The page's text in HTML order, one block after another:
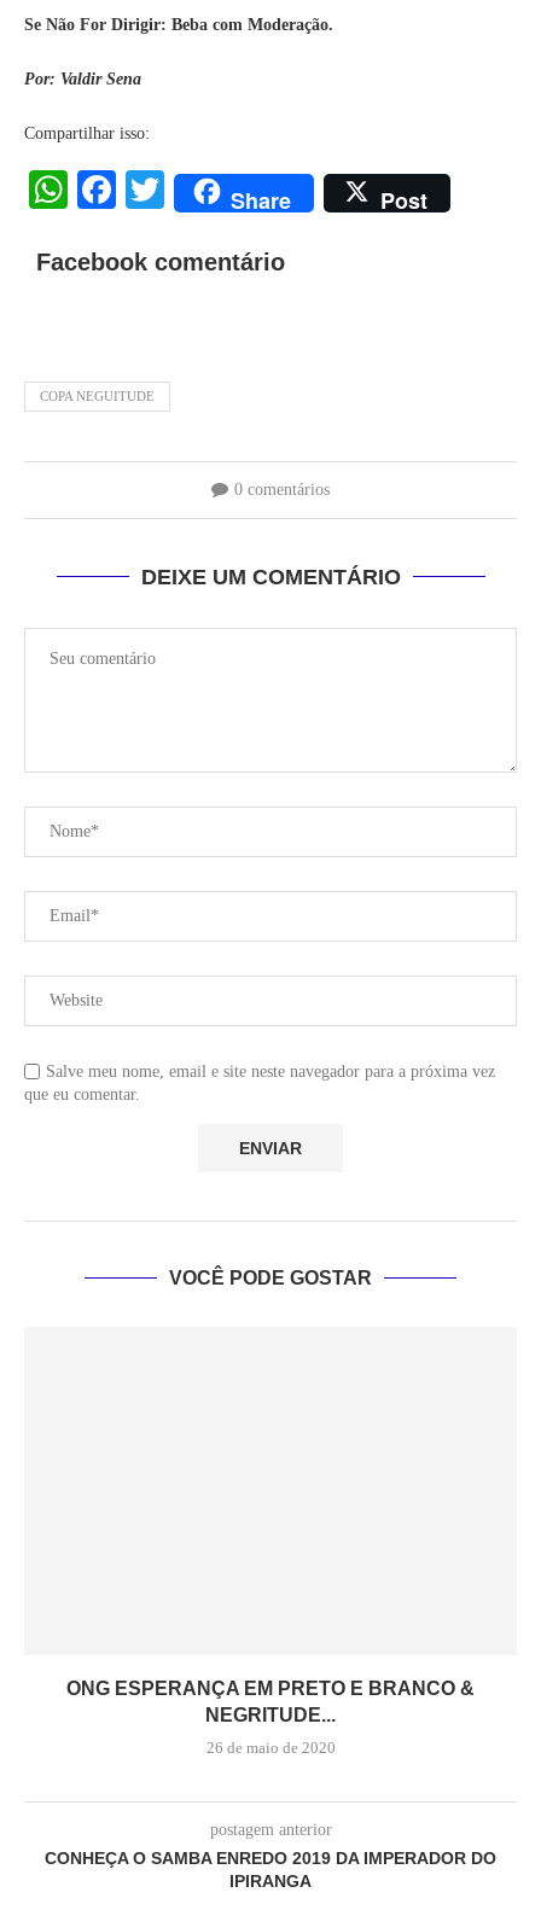
Se Não For Dirigir: Beba com Moderação.
Por: Valdir Sena
Compartilhar isso:
WhatsApp
Facebook
Twitter
Share Post
Facebook comentário
COPA NEGUITUDE
0 comentários
DEIXE UM COMENTÁRIO
Salve meu nome, email e site neste navegador para a próxima vez
que eu comentar.
VOCÊ PODE GOSTAR
ONG ESPERANÇA EM PRETO E BRANCO &
NEGRITUDE...
26 de maio de 2020
postagem anterior
CONHEÇA O SAMBA ENREDO 2019 DA IMPERADOR DO
IPIRANGA